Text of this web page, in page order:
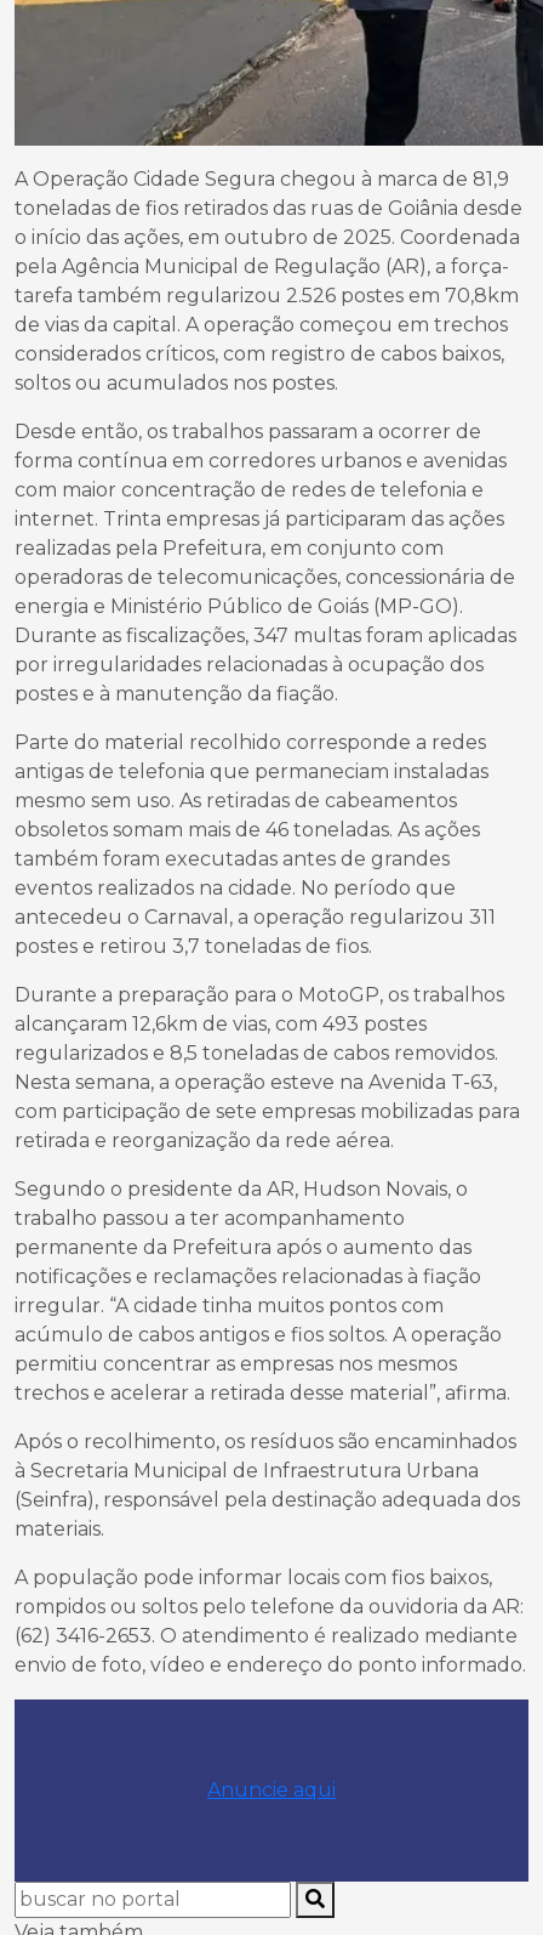
A Operação Cidade Segura chegou à marca de 81,9
toneladas de fios retirados das ruas de Goiânia desde
o início das ações, em outubro de 2025. Coordenada
pela Agência Municipal de Regulação (AR), a força-
tarefa também regularizou 2.526 postes em 70,8km
de vias da capital. A operação começou em trechos
considerados críticos, com registro de cabos baixos,
soltos ou acumulados nos postes.
Desde então, os trabalhos passaram a ocorrer de
forma contínua em corredores urbanos e avenidas
com maior concentração de redes de telefonia e
internet. Trinta empresas já participaram das ações
realizadas pela Prefeitura, em conjunto com
operadoras de telecomunicações, concessionária de
energia e Ministério Público de Goiás (MP-GO).
Durante as fiscalizações, 347 multas foram aplicadas
por irregularidades relacionadas à ocupação dos
postes e à manutenção da fiação.
Parte do material recolhido corresponde a redes
antigas de telefonia que permaneciam instaladas
mesmo sem uso. As retiradas de cabeamentos
obsoletos somam mais de 46 toneladas. As ações
também foram executadas antes de grandes
eventos realizados na cidade. No período que
antecedeu o Carnaval, a operação regularizou 311
postes e retirou 3,7 toneladas de fios.
Durante a preparação para o MotoGP, os trabalhos
alcançaram 12,6km de vias, com 493 postes
regularizados e 8,5 toneladas de cabos removidos.
Nesta semana, a operação esteve na Avenida T-63,
com participação de sete empresas mobilizadas para
retirada e reorganização da rede aérea.
Segundo o presidente da AR, Hudson Novais, o
trabalho passou a ter acompanhamento
permanente da Prefeitura após o aumento das
notificações e reclamações relacionadas à fiação
irregular. “A cidade tinha muitos pontos com
acúmulo de cabos antigos e fios soltos. A operação
permitiu concentrar as empresas nos mesmos
trechos e acelerar a retirada desse material”, afirma.
Após o recolhimento, os resíduos são encaminhados
à Secretaria Municipal de Infraestrutura Urbana
(Seinfra), responsável pela destinação adequada dos
materiais.
A população pode informar locais com fios baixos,
rompidos ou soltos pelo telefone da ouvidoria da AR:
(62) 3416-2653. O atendimento é realizado mediante
envio de foto, vídeo e endereço do ponto informado.
Anuncie aqui